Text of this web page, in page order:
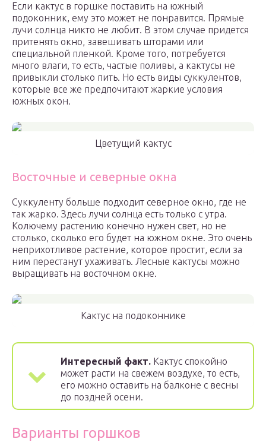
Если кактус в горшке поставить на южный
подоконник, ему это может не понравится. Прямые
лучи солнца никто не любит. В этом случае придется
притенять окно, завешивать шторами или
специальной пленкой. Кроме того, потребуется
много влаги, то есть, частые поливы, а кактусы не
привыкли столько пить. Но есть виды суккулентов,
которые все же предпочитают жаркие условия
южных окон.
Цветущий кактус
Восточные и северные окна
Суккуленту больше подходит северное окно, где не
так жарко. Здесь лучи солнца есть только с утра.
Колючему растению конечно нужен свет, но не
столько, сколько его будет на южном окне. Это очень
неприхотливое растение, которое простит, если за
ним перестанут ухаживать. Лесные кактусы можно
выращивать на восточном окне.
Кактус на подоконнике
Интересный факт. Кактус спокойно
может расти на свежем воздухе, то есть,
его можно оставить на балконе с весны
до поздней осени.
Варианты горшков